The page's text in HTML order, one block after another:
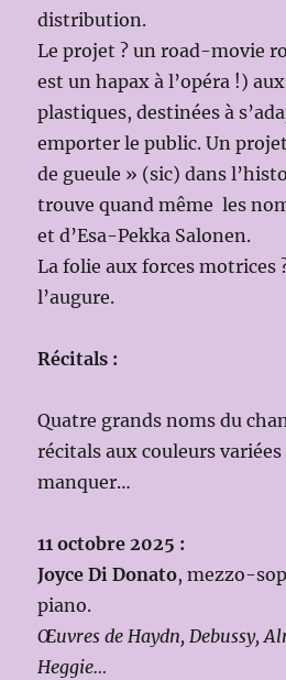
distribution.
Le projet ? un road-movie
est un hapax à l’opéra !)
plastiques, destinées à
emporter le public. Un
de gueule » (sic) dans
trouve quand même les
et d’Esa-Pekka Salonen.
La folie aux forces motrices
l’augure.
Récitals :
Quatre grands noms du
récitals aux couleurs
manquer…
11 octobre 2025 :
Joyce Di Donato, mezzo-
piano.
Œuvres de Haydn, Debussy,
Heggie…